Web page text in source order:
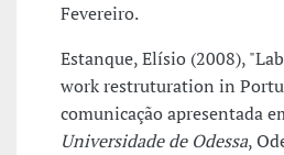
Fevereiro.
Estanque, Elísio (2008),
work restruturation in
comunicação apresentada
Universidade de Odessa,